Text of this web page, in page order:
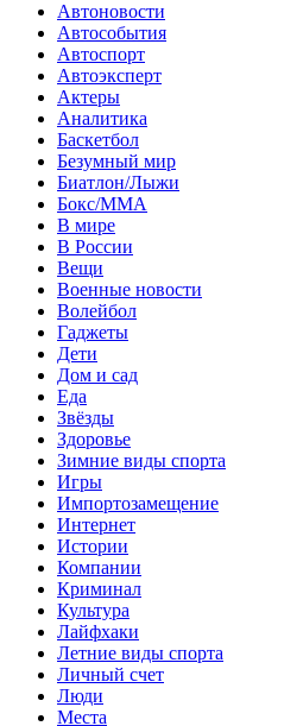
Автоновости
Автособытия
Автоспорт
Автоэксперт
Актеры
Аналитика
Баскетбол
Безумный мир
Биатлон/Лыжи
Бокс/MMA
В мире
В России
Вещи
Военные новости
Волейбол
Гаджеты
Дети
Дом и сад
Еда
Звёзды
Здоровье
Зимние виды спорта
Игры
Импортозамещение
Интернет
Истории
Компании
Криминал
Культура
Лайфхаки
Летние виды спорта
Личный счет
Люди
Места